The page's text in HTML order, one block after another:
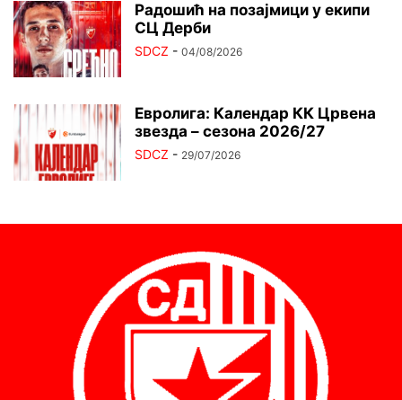
Радошић на позајмици у екипи
СЦ Дерби
SDCZ - 04/08/2026
Евролига: Календар КК Црвена
звезда – сезона 2026/27
SDCZ - 29/07/2026